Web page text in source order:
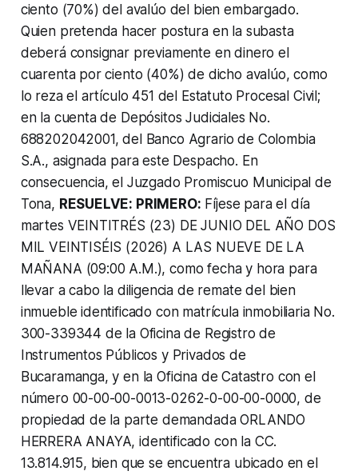
ciento (70%) del avalúo del bien embargado.
Quien pretenda hacer postura en la subasta
deberá consignar previamente en dinero el
cuarenta por ciento (40%) de dicho avalúo, como
lo reza el artículo 451 del Estatuto Procesal Civil;
en la cuenta de Depósitos Judiciales No.
688202042001, del Banco Agrario de Colombia
S.A., asignada para este Despacho. En
consecuencia, el Juzgado Promiscuo Municipal de
Tona, RESUELVE: PRIMERO: Fíjese para el día
martes VEINTITRÉS (23) DE JUNIO DEL AÑO DOS
MIL VEINTISÉIS (2026) A LAS NUEVE DE LA
MAÑANA (09:00 A.M.), como fecha y hora para
llevar a cabo la diligencia de remate del bien
inmueble identificado con matrícula inmobiliaria No.
300-339344 de la Oficina de Registro de
Instrumentos Públicos y Privados de
Bucaramanga, y en la Oficina de Catastro con el
número 00-00-00-0013-0262-0-00-00-0000, de
propiedad de la parte demandada ORLANDO
HERRERA ANAYA, identificado con la CC.
13.814.915, bien que se encuentra ubicado en el